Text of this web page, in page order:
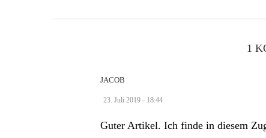
1
JACOB
23. Juli 2019 - 18:44
Guter Artikel. Ich finde in diesem